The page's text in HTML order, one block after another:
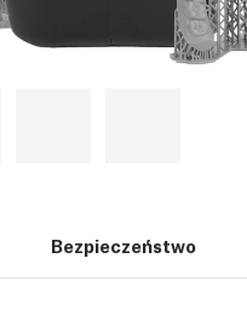
Bezpieczeństwo